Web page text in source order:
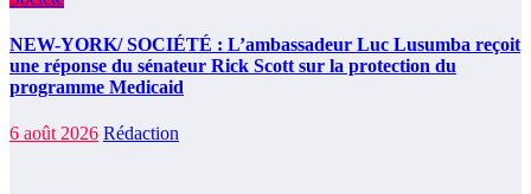
NEW-YORK/ SOCIÉTÉ : L’ambassadeur Luc Lusumba reçoit
une réponse du sénateur Rick Scott sur la protection du
programme Medicaid
6 août 2026 Rédaction